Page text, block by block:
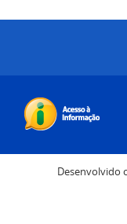
Desenvolvido